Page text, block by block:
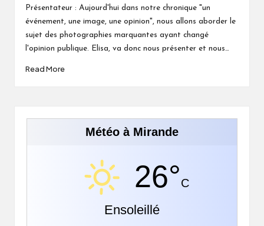
byPrésentateur : Aujourd'hui dans notre chronique "un
événement, une image, une opinion", nous allons aborder le
sujet des photographies marquantes ayant changé
l'opinion publique. Elisa, va donc nous présenter et nous…
Read More
Météo à Mirande
26°C
Ensoleillé